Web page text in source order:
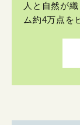
人と自然が
ム約4万点を